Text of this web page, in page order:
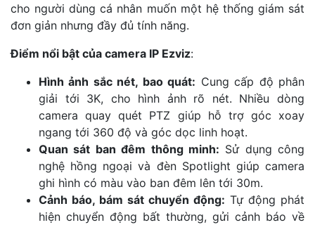
cho người dùng cá nhân muốn một hệ thống giám sát
đơn giản nhưng đầy đủ tính năng.
Điểm nổi bật của camera IP Ezviz:
Hình ảnh sắc nét, bao quát: Cung cấp độ phân
giải tới 3K, cho hình ảnh rõ nét. Nhiều dòng
camera quay quét PTZ giúp hỗ trợ góc xoay
ngang tới 360 độ và góc dọc linh hoạt.
Quan sát ban đêm thông minh: Sử dụng công
nghệ hồng ngoại và đèn Spotlight giúp camera
ghi hình có màu vào ban đêm lên tới 30m.
Cảnh báo, bám sát chuyển động: Tự động phát
hiện chuyển động bất thường, gửi cảnh báo về